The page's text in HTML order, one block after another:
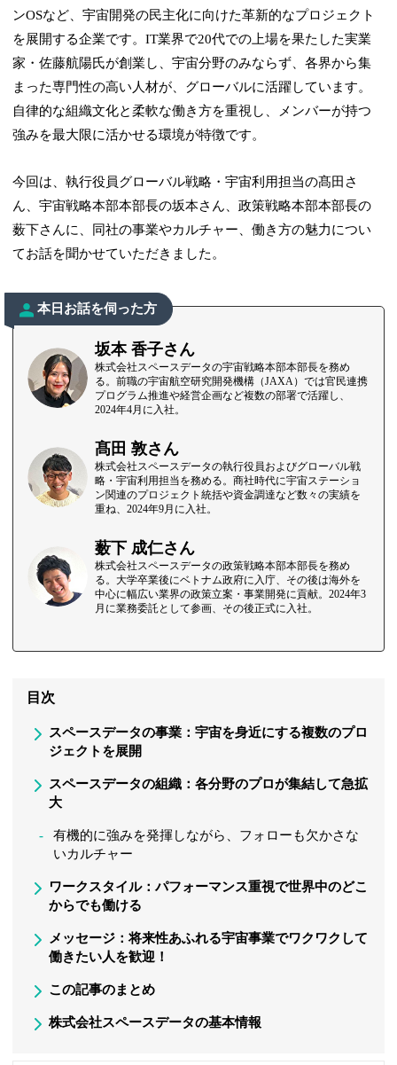
ンOSなど、宇宙開発の民主化に向けた革新的なプロジェクト
を展開する企業です。IT業界で20代での上場を果たした実業
家・佐藤航陽氏が創業し、宇宙分野のみならず、各界から集
まった専門性の高い人材が、グローバルに活躍しています。
自律的な組織文化と柔軟な働き方を重視し、メンバーが持つ
強みを最大限に活かせる環境が特徴です。
今回は、執行役員グローバル戦略・宇宙利用担当の髙田さ
ん、宇宙戦略本部本部長の坂本さん、政策戦略本部本部長の
薮下さんに、同社の事業やカルチャー、働き方の魅力につい
てお話を聞かせていただきました。
本日お話を伺った方
坂本 香子さん
株式会社スペースデータの宇宙戦略本部本部長を務め
る。前職の宇宙航空研究開発機構（JAXA）では官民連携
プログラム推進や経営企画など複数の部署で活躍し、
2024年4月に入社。
髙田 敦さん
株式会社スペースデータの執行役員およびグローバル戦
略・宇宙利用担当を務める。商社時代に宇宙ステーショ
ン関連のプロジェクト統括や資金調達など数々の実績を
重ね、2024年9月に入社。
薮下 成仁さん
株式会社スペースデータの政策戦略本部本部長を務め
る。大学卒業後にベトナム政府に入庁、その後は海外を
中心に幅広い業界の政策立案・事業開発に貢献。2024年3
月に業務委託として参画、その後正式に入社。
目次
スペースデータの事業：宇宙を身近にする複数のプロ
ジェクトを展開
スペースデータの組織：各分野のプロが集結して急拡
大
有機的に強みを発揮しながら、フォローも欠かさな
いカルチャー
ワークスタイル：パフォーマンス重視で世界中のどこ
からでも働ける
メッセージ：将来性あふれる宇宙事業でワクワクして
働きたい人を歓迎！
この記事のまとめ
株式会社スペースデータの基本情報